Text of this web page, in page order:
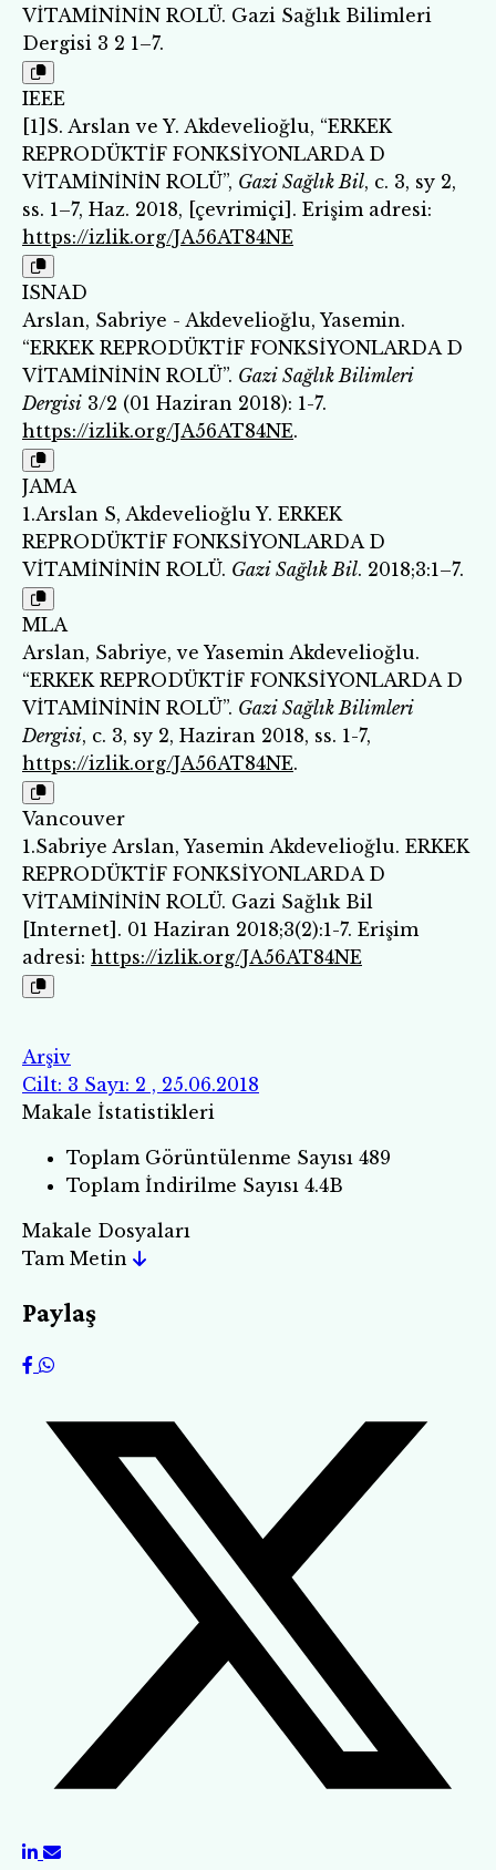
VİTAMİNİNİN ROLÜ. Gazi Sağlık Bilimleri
Dergisi 3 2 1–7.
IEEE
[1]S. Arslan ve Y. Akdevelioğlu, “ERKEK
REPRODÜKTİF FONKSİYONLARDA D
VİTAMİNİNİN ROLÜ”, Gazi Sağlık Bil, c. 3, sy 2,
ss. 1–7, Haz. 2018, [çevrimiçi]. Erişim adresi:
https://izlik.org/JA56AT84NE
ISNAD
Arslan, Sabriye - Akdevelioğlu, Yasemin.
“ERKEK REPRODÜKTİF FONKSİYONLARDA D
VİTAMİNİNİN ROLÜ”. Gazi Sağlık Bilimleri
Dergisi 3/2 (01 Haziran 2018): 1-7.
https://izlik.org/JA56AT84NE.
JAMA
1.Arslan S, Akdevelioğlu Y. ERKEK
REPRODÜKTİF FONKSİYONLARDA D
VİTAMİNİNİN ROLÜ. Gazi Sağlık Bil. 2018;3:1–7.
MLA
Arslan, Sabriye, ve Yasemin Akdevelioğlu.
“ERKEK REPRODÜKTİF FONKSİYONLARDA D
VİTAMİNİNİN ROLÜ”. Gazi Sağlık Bilimleri
Dergisi, c. 3, sy 2, Haziran 2018, ss. 1-7,
https://izlik.org/JA56AT84NE.
Vancouver
1.Sabriye Arslan, Yasemin Akdevelioğlu. ERKEK
REPRODÜKTİF FONKSİYONLARDA D
VİTAMİNİNİN ROLÜ. Gazi Sağlık Bil
[Internet]. 01 Haziran 2018;3(2):1-7. Erişim
adresi: https://izlik.org/JA56AT84NE
Arşiv
Cilt: 3 Sayı: 2 , 25.06.2018
Makale İstatistikleri
Toplam Görüntülenme Sayısı 489
Toplam İndirilme Sayısı 4.4B
Makale Dosyaları
Tam Metin
Paylaş